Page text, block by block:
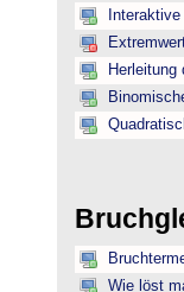
Herleitung
Wie löst